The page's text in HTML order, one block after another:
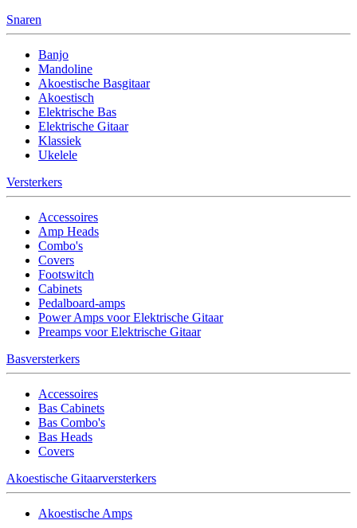
Snaren
Banjo
Mandoline
Akoestische Basgitaar
Akoestisch
Elektrische Bas
Elektrische Gitaar
Klassiek
Ukelele
Versterkers
Accessoires
Amp Heads
Combo's
Covers
Footswitch
Cabinets
Pedalboard-amps
Power Amps voor Elektrische Gitaar
Preamps voor Elektrische Gitaar
Basversterkers
Accessoires
Bas Cabinets
Bas Combo's
Bas Heads
Covers
Akoestische Gitaarversterkers
Akoestische Amps